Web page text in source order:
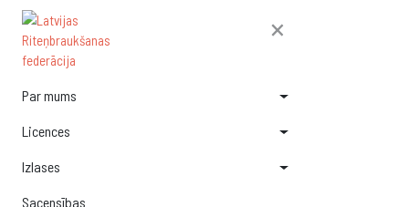
×
Par mums
Licences
Izlases
Sacensības